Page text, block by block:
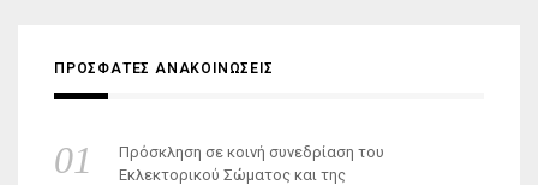
ΠΡΟΣΦΑΤΕΣ ΑΝΑΚΟΙΝΩΣΕΙΣ
Πρόσκληση σε κοινή συνεδρίαση του
Εκλεκτορικού Σώματος και της